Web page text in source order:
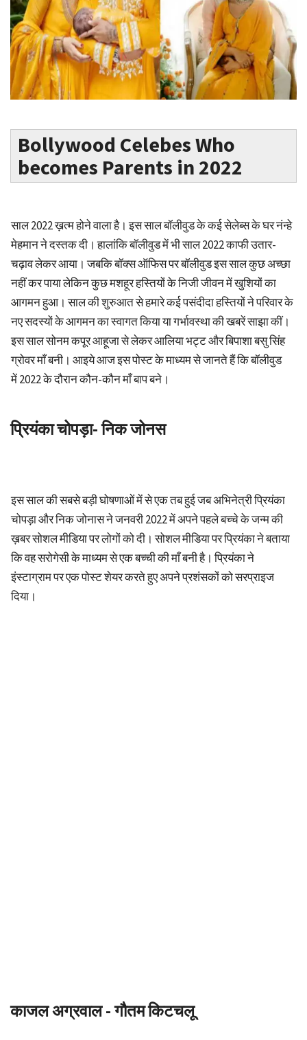
Bollywood Celebes Who
becomes Parents in 2022
साल 2022 ख़त्म होने वाला है। इस साल बॉलीवुड के कई सेलेब्स के घर नंन्हे
मेहमान ने दस्तक दी। हालांकि बॉलीवुड में भी साल 2022 काफी उतार-
चढ़ाव लेकर आया। जबकि बॉक्स ऑफिस पर बॉलीवुड इस साल कुछ अच्छा
नहीं कर पाया लेकिन कुछ मशहूर हस्तियों के निजी जीवन में खुशियों का
आगमन हुआ। साल की शुरुआत से हमारे कई पसंदीदा हस्तियों ने परिवार के
नए सदस्यों के आगमन का स्वागत किया या गर्भावस्था की खबरें साझा कीं।
इस साल सोनम कपूर आहूजा से लेकर आलिया भट्ट और बिपाशा बसु सिंह
ग्रोवर माँ बनी। आइये आज इस पोस्ट के माध्यम से जानते हैं कि बॉलीवुड
में 2022 के दौरान कौन-कौन माँ बाप बने।
प्रियंका चोपड़ा- निक जोनस
इस साल की सबसे बड़ी घोषणाओं में से एक तब हुई जब अभिनेत्री प्रियंका
चोपड़ा और निक जोनास ने जनवरी 2022 में अपने पहले बच्चे के जन्म की
ख़बर सोशल मीडिया पर लोगों को दी। सोशल मीडिया पर प्रियंका ने बताया
कि वह सरोगेसी के माध्यम से एक बच्ची की माँ बनी है। प्रियंका ने
इंस्टाग्राम पर एक पोस्ट शेयर करते हुए अपने प्रशंसकों को सरप्राइज
दिया।
काजल अग्रवाल - गौतम किटचलू